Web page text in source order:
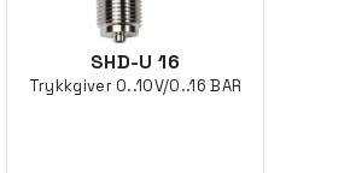
SHD-U 16
Trykkgiver 0..10V/0..16 BAR